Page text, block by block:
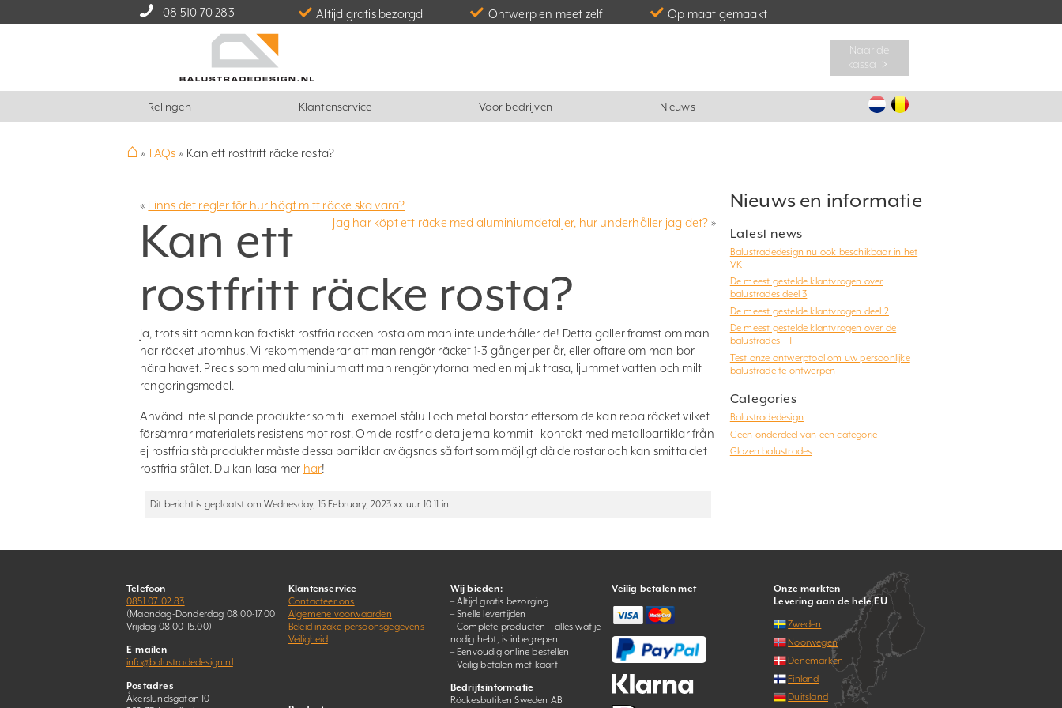
08 510 70 283 Altijd gratis bezorgd Ontwerp en meet zelf Op maat gemaakt
Naar de
kassa ﹥
Relingen Klantenservice Voor bedrijven Nieuws
⌂ » FAQs » Kan ett rostfritt räcke rosta?
« Finns det regler för hur högt mitt räcke ska vara?
Jag har köpt ett räcke med aluminiumdetaljer, hur underhåller jag det? »
Kan ett
rostfritt räcke rosta?
Ja, trots sitt namn kan faktiskt rostfria räcken rosta om man inte underhåller de! Detta gäller främst om man
har räcket utomhus. Vi rekommenderar att man rengör räcket 1-3 gånger per år, eller oftare om man bor
nära havet. Precis som med aluminium att man rengör ytorna med en mjuk trasa, ljummet vatten och milt
rengöringsmedel.
Använd inte slipande produkter som till exempel stålull och metallborstar eftersom de kan repa räcket vilket
försämrar materialets resistens mot rost. Om de rostfria detaljerna kommit i kontakt med metallpartiklar från
ej rostfria stålprodukter måste dessa partiklar avlägsnas så fort som möjligt då de rostar och kan smitta det
rostfria stålet. Du kan läsa mer här!
Dit bericht is geplaatst om Wednesday, 15 February, 2023 xx uur 10:11 in .
Nieuws en informatie
Latest news
Balustradedesign nu ook beschikbaar in het
VK
De meest gestelde klantvragen over
balustrades deel 3
De meest gestelde klantvragen deel 2
De meest gestelde klantvragen over de
balustrades – 1
Test onze ontwerptool om uw persoonlijke
balustrade te ontwerpen
Categories
Balustradedesign
Geen onderdeel van een categorie
Glazen balustrades
Telefoon
0851 07 02 83
(Maandag-Donderdag 08.00-17.00
Vrijdag 08.00-15.00)
E-mailen
info@balustradedesign.nl
Postadres
Åkerslundsgatan 10
Klantenservice
Contacteer ons
Algemene voorwaarden
Beleid inzake persoonsgegevens
Veiligheid
Wij bieden:
– Altijd gratis bezorging
– Snelle levertijden
– Complete producten – alles wat je
nodig hebt, is inbegrepen
– Eenvoudig online bestellen
– Veilig betalen met kaart
Bedrijfsinformatie
Räckesbutiken Sweden AB
Veilig betalen met
Onze markten
Levering aan de hele EU
Zweden
Noorwegen
Denemarken
Finland
Duitsland